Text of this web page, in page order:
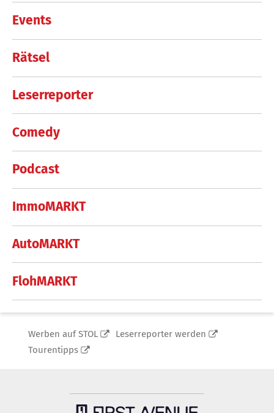
Events
Rätsel
Leserreporter
Comedy
Podcast
ImmoMARKT
AutoMARKT
FlohMARKT
Werben auf STOL
Leserreporter werden
Tourentipps